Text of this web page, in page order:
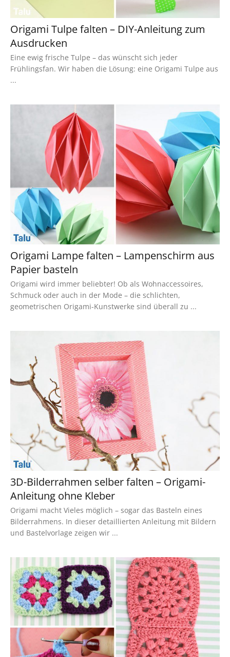
Origami Tulpe falten – DIY-Anleitung zum
Ausdrucken
Eine ewig frische Tulpe – das wünscht sich jeder
Frühlingsfan. Wir haben die Lösung: eine Origami Tulpe aus
...
Origami Lampe falten – Lampenschirm aus
Papier basteln
Origami wird immer beliebter! Ob als Wohnaccessoires,
Schmuck oder auch in der Mode – die schlichten,
geometrischen Origami-Kunstwerke sind überall zu ...
3D-Bilderrahmen selber falten – Origami-
Anleitung ohne Kleber
Origami macht Vieles möglich – sogar das Basteln eines
Bilderrahmens. In dieser detaillierten Anleitung mit Bildern
und Bastelvorlage zeigen wir ...